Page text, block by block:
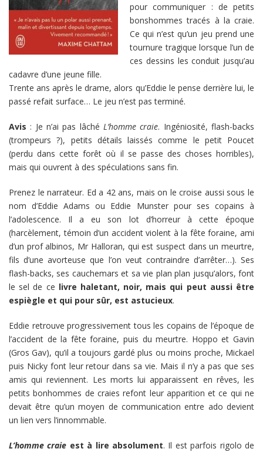
pour communiquer : de petits
bonshommes tracés à la craie.
Ce qui n’est qu’un jeu prend une
tournure tragique lorsque l’un de
ces dessins les conduit jusqu’au
cadavre d’une jeune fille.
Trente ans après le drame, alors qu’Eddie le pense derrière lui, le
passé refait surface… Le jeu n’est pas terminé.
Avis : Je n’ai pas lâché L’homme craie. Ingéniosité, flash-backs
(trompeurs ?), petits détails laissés comme le petit Poucet
(perdu dans cette forêt où il se passe des choses horribles),
mais qui ouvrent à des spéculations sans fin.
Prenez le narrateur. Ed a 42 ans, mais on le croise aussi sous le
nom d’Eddie Adams ou Eddie Munster pour ses copains à
l’adolescence. Il a eu son lot d’horreur à cette époque
(harcèlement, témoin d’un accident violent à la fête foraine, ami
d’un prof albinos, Mr Halloran, qui est suspect dans un meurtre,
fils d’une avorteuse que l’on veut contraindre d’arrêter…). Ses
flash-backs, ses cauchemars et sa vie plan plan jusqu’alors, font
le sel de ce livre haletant, noir, mais qui peut aussi être
espiègle et qui pour sûr, est astucieux.
Eddie retrouve progressivement tous les copains de l’époque de
l’accident de la fête foraine, puis du meurtre. Hoppo et Gavin
(Gros Gav), qu’il a toujours gardé plus ou moins proche, Mickael
puis Nicky font leur retour dans sa vie. Mais il n’y a pas que ses
amis qui reviennent. Les morts lui apparaissent en rêves, les
petits bonhommes de craies refont leur apparition et ce qui ne
devait être qu’un moyen de communication entre ado devient
un lien vers l’innommable.
L’homme craie est à lire absolument. Il est parfois rigolo de